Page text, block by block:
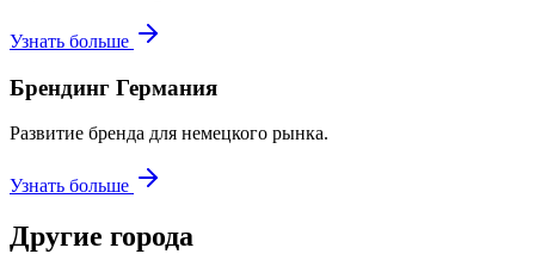
Узнать больше
Брендинг Германия
Развитие бренда для немецкого рынка.
Узнать больше
Другие города